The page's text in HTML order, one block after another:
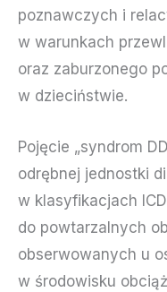
poznawczych i
w warunkach
oraz zaburzonego
w dzieciństwie.
Pojęcie „syndrom
odrębnej jednostki
w klasyfikacjach
do powtarzalnych
obserwowanych u
w środowisku